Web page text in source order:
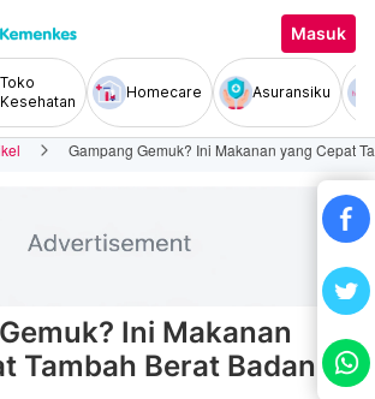
Masuk
Toko
Kesehatan
Homecare Asuransiku
Gampang Gemuk? Ini Makanan yang Cepat
Ini Makanan
Tambah Berat Badan